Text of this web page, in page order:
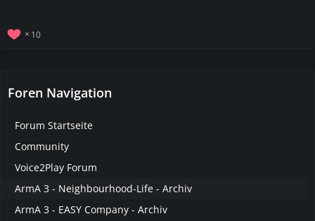
10
Foren Navigation
Forum Startseite
Community
Voice2Play Forum
ArmA 3 - Neighbourhood-Life - Archiv
ArmA 3 - EASY Company - Archiv